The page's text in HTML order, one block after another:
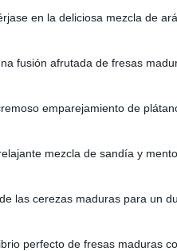
en la deliciosa mezcla de
fusión afrutada de fresas
emparejamiento de
mezcla de sandía y
las cerezas maduras para un
perfecto de fresas maduras